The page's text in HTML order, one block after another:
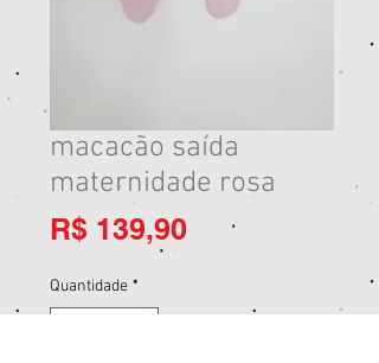
macacão saída
maternidade rosa
R$ 139,90 Preço
Quantidade *